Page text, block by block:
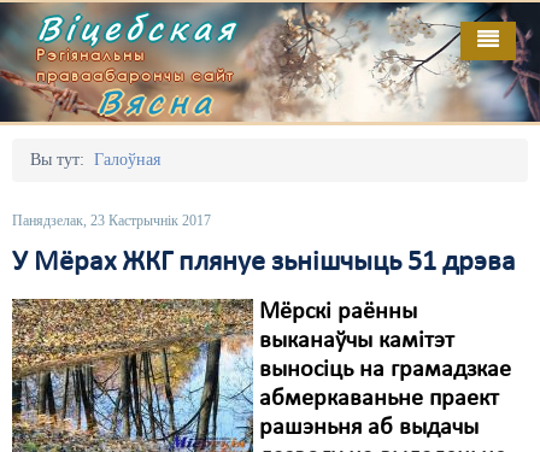
Віцебская
Рэгіянальны
праваабарончы сайт
Вясна
Вы тут: Галоўная
Панядзелак, 23 Кастрычнік 2017
У Мёрах ЖКГ плянуе зьнішчыць 51 дрэва
Мёрскі раённы
выканаўчы камітэт
выносіць на грамадзкае
абмеркаваньне праект
рашэньня аб выдачы
Галоўная
Адміністрацыйны перасьлед
Безбар'ернае асяродзьдзе
Выбары
Грамадзянскія ініцыятывы
Дзяржава
Дыскрымінацыя
Выданьні
Кантакт
Пра нас
RSS